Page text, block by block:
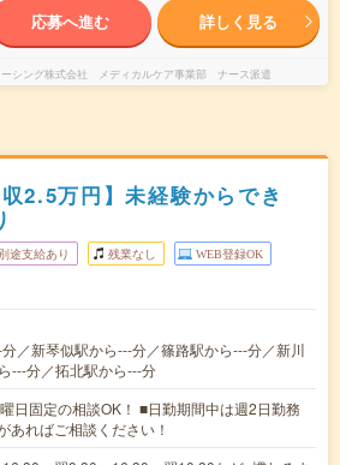
応募へ進む 詳しく見る
ーシング株式会社 メディカルケア事業部 ナース派遣
2.5万円】未経験からでき
途支給あり 残業なし WEB登録OK
／新琴似駅から---分／篠路駅から---分／新川
---分／拓北駅から---分
日固定の相談OK！ ■日勤期間中は週2日勤務
あればご相談ください！